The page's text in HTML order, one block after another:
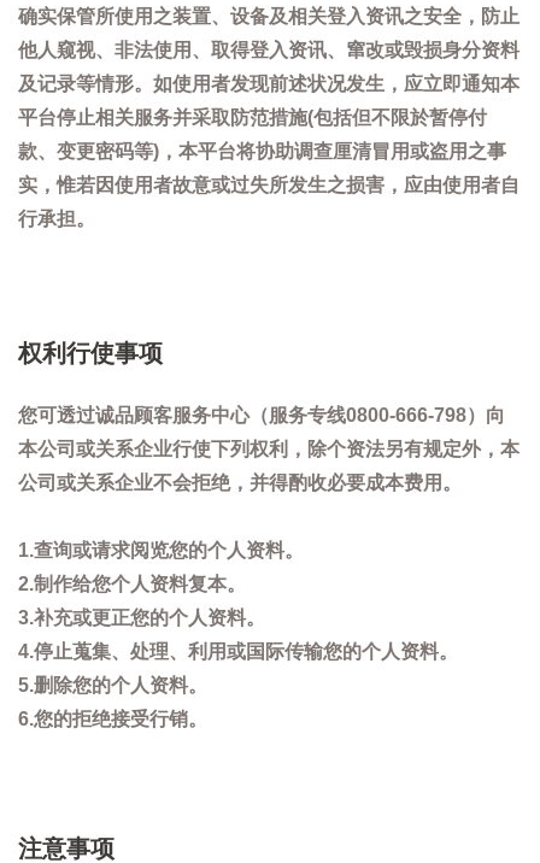
确实保管所使用之装置、设备及相关登入资讯之安全，防止
他人窥视、非法使用、取得登入资讯、窜改或毁损身分资料
及记录等情形。如使用者发现前述状况发生，应立即通知本
平台停止相关服务并采取防范措施(包括但不限於暂停付
款、变更密码等)，本平台将协助调查厘清冒用或盗用之事
实，惟若因使用者故意或过失所发生之损害，应由使用者自
行承担。
权利行使事项
您可透过诚品顾客服务中心（服务专线0800-666-798）向
本公司或关系企业行使下列权利，除个资法另有规定外，本
公司或关系企业不会拒绝，并得酌收必要成本费用。
1.查询或请求阅览您的个人资料。
2.制作给您个人资料复本。
3.补充或更正您的个人资料。
4.停止蒐集、处理、利用或国际传输您的个人资料。
5.删除您的个人资料。
6.您的拒绝接受行销。
注意事项